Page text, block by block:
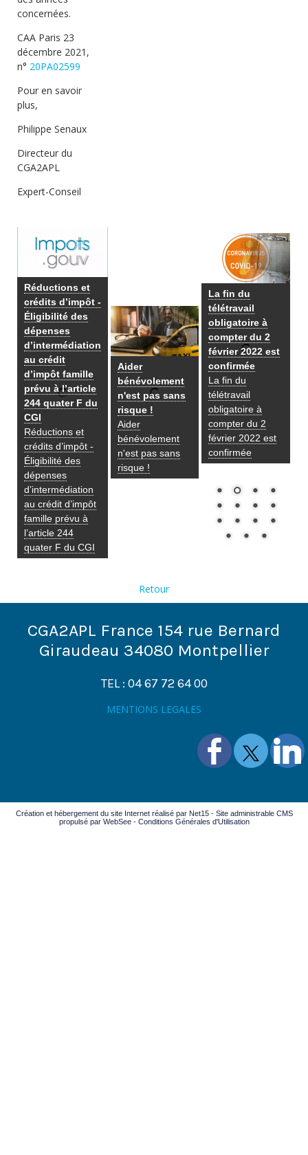
concernées.
CAA Paris 23
décembre 2021,
n° 20PA02599
Pour en savoir
plus,
Philippe Senaux
Directeur du
CGA2APL
Expert-Conseil
Réductions et
crédits d’impôt -
Éligibilité des
dépenses
d’intermédiation
au crédit
d’impôt famille
prévu à l’article
244 quater F du
CGI
Réductions et
crédits d’impôt -
Éligibilité des
dépenses
d’intermédiation
au crédit d’impôt
famille prévu à
l’article 244
quater F du CGI
Aider
bénévolement
n'est pas sans
risque !
Aider
bénévolement
n'est pas sans
risque !
La fin du
télétravail
obligatoire à
compter du 2
février 2022 est
confirmée
La fin du
télétravail
obligatoire à
compter du 2
février 2022 est
confirmée
Retour
CGA2APL France 154 rue Bernard
Giraudeau 34080 Montpellier
TEL : 04 67 72 64 00
MENTIONS LEGALES
Création et hébergement du site Internet réalisé par Net15- Site administrable CMS
propulsé par WebSee- Conditions Générales d'Utilisation